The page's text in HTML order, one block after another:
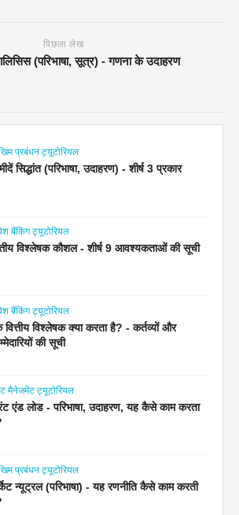
पिछला लेख
(परिभाषा, सूत्र) - गणना के उदाहरण
प्रबंधन ट्यूटोरियल
सिद्धांत (परिभाषा, उदाहरण) - शीर्ष 3 प्रकार
बैंकिंग ट्यूटोरियल
विश्लेषक कौशल - शीर्ष 9 आवश्यकताओं की सूची
बैंकिंग ट्यूटोरियल
वित्तीय विश्लेषक क्या करता है? - कर्तव्यों और
की सूची
मैनेजमेंट ट्यूटोरियल
एंड लोड - परिभाषा, उदाहरण, यह कैसे काम करता
प्रबंधन ट्यूटोरियल
न्यूट्रल (परिभाषा) - यह रणनीति कैसे काम करती